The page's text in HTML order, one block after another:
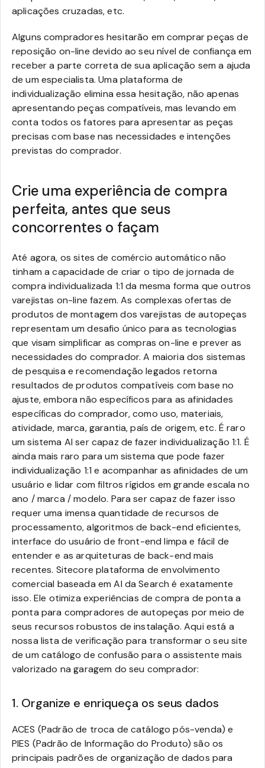
aplicações cruzadas, etc.
Alguns compradores hesitarão em comprar peças de
reposição on-line devido ao seu nível de confiança em
receber a parte correta de sua aplicação sem a ajuda
de um especialista. Uma plataforma de
individualização elimina essa hesitação, não apenas
apresentando peças compatíveis, mas levando em
conta todos os fatores para apresentar as peças
precisas com base nas necessidades e intenções
previstas do comprador.
Crie uma experiência de compra
perfeita, antes que seus
concorrentes o façam
Até agora, os sites de comércio automático não
tinham a capacidade de criar o tipo de jornada de
compra individualizada 1:1 da mesma forma que outros
varejistas on-line fazem. As complexas ofertas de
produtos de montagem dos varejistas de autopeças
representam um desafio único para as tecnologias
que visam simplificar as compras on-line e prever as
necessidades do comprador.A maioria dos sistemas
de pesquisa e recomendação legados retorna
resultados de produtos compatíveis com base no
ajuste, embora não específicos para as afinidades
específicas do comprador, como uso, materiais,
atividade, marca, garantia, país de origem, etc. É raro
um sistema AI ser capaz de fazer individualização 1:1. É
ainda mais raro para um sistema que pode fazer
individualização 1:1 e acompanhar as afinidades de um
usuário e lidar com filtros rígidos em grande escala no
ano / marca / modelo. Para ser capaz de fazer isso
requer uma imensa quantidade de recursos de
processamento, algoritmos de back-end eficientes,
interface do usuário de front-end limpa e fácil de
entender e as arquiteturas de back-end mais
recentes. Sitecore plataforma de envolvimento
comercial baseada em AI da Search é exatamente
isso. Ele otimiza experiências de compra de ponta a
ponta para compradores de autopeças por meio de
seus recursos robustos de instalação. Aqui está a
nossa lista de verificação para transformar o seu site
de um catálogo de confusão para o assistente mais
valorizado na garagem do seu comprador:
1. Organize e enriqueça os seus dados
ACES (Padrão de troca de catálogo pós-venda) e
PIES (Padrão de Informação do Produto) são os
principais padrões de organização de dados para